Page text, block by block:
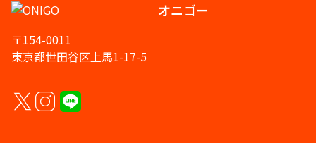
オニゴー
〒154-0011
東京都世田谷区上馬1-17-5